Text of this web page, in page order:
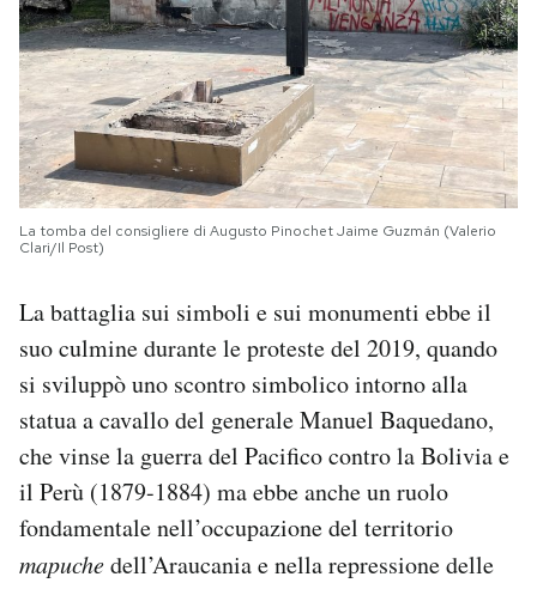
La tomba del consigliere di Augusto Pinochet Jaime Guzmán (Valerio
Clari/Il Post)
La battaglia sui simboli e sui monumenti ebbe il
suo culmine durante le proteste del 2019, quando
si sviluppò uno scontro simbolico intorno alla
statua a cavallo del generale Manuel Baquedano,
che vinse la guerra del Pacifico contro la Bolivia e
il Perù (1879-1884) ma ebbe anche un ruolo
fondamentale nell’occupazione del territorio
mapuchedell’Araucania e nella repressione delle